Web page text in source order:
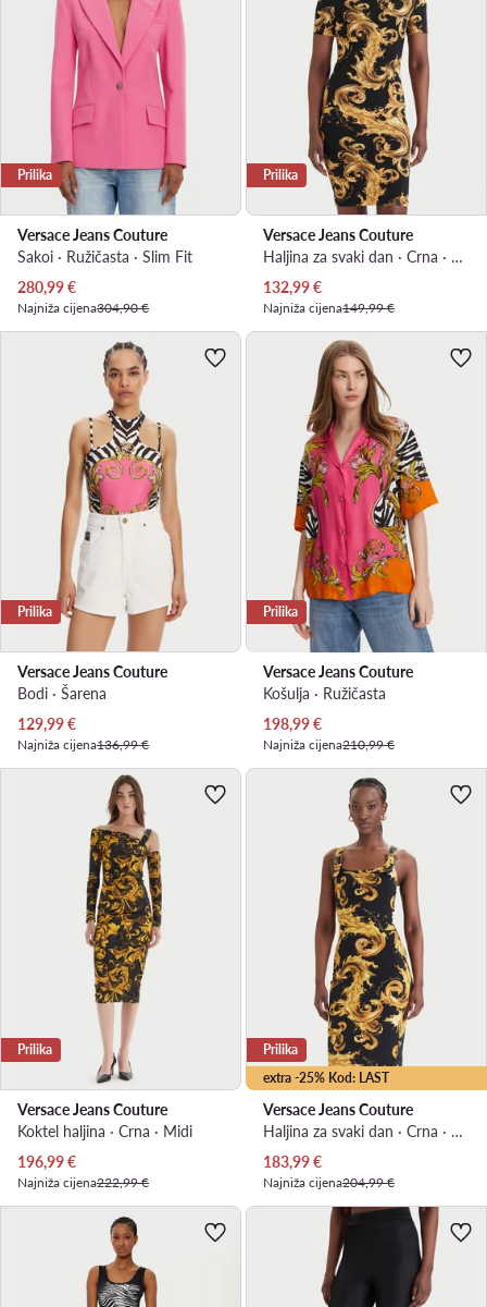
Prilika
Versace Jeans Couture
Sakoi · Ružičasta · Slim Fit
Trenutna cijena
280,99€
Najniža cijena304,90 €
Prilika
Versace Jeans Couture
Haljina za svaki dan · Crna · Mini
Trenutna cijena
132,99€
Najniža cijena149,99 €
Prilika
Versace Jeans Couture
Bodi · Šarena
Trenutna cijena
129,99€
Najniža cijena136,99 €
Prilika
Versace Jeans Couture
Košulja · Ružičasta
Trenutna cijena
198,99€
Najniža cijena210,99 €
Prilika
Versace Jeans Couture
Koktel haljina · Crna · Midi
Trenutna cijena
196,99€
Najniža cijena222,99 €
extra -25% Kod: LAST
Prilika
Versace Jeans Couture
Haljina za svaki dan · Crna · Mini
Trenutna cijena
183,99€
Najniža cijena204,99 €